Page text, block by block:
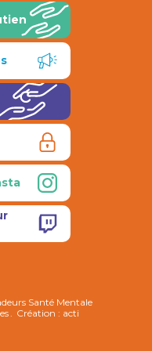
Santé Mentale
Création : acti